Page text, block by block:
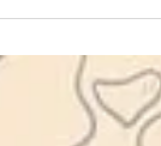
so, dass
Grafik zur
(Download
mit Angabe der